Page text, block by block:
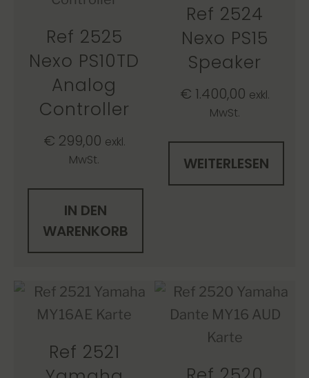
Ref 2525
Nexo PS10TD
Analog
Controller
€ 299,00 exkl.
MwSt.
IN DEN
WARENKORB
Ref 2524
Nexo PS15
Speaker
€ 1.400,00 exkl.
MwSt.
WEITERLESEN
Ref 2521